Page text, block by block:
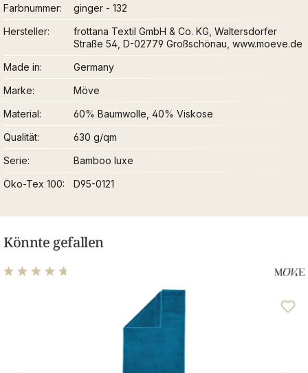
Farbnummer
ginger - 132
Hersteller
frottana Textil GmbH & Co. KG, Waltersdorfer
Straße 54, D-02779 Großschönau, www.moeve.de
Made in
Germany
Marke
Möve
Material
60% Baumwolle, 40% Viskose
Qualität
630 g/qm
Serie
Bamboo luxe
Öko-Tex 100
D95-0121
Könnte gefallen
Durchschnittliche Bewertung von 4.8 von 5 Sternen